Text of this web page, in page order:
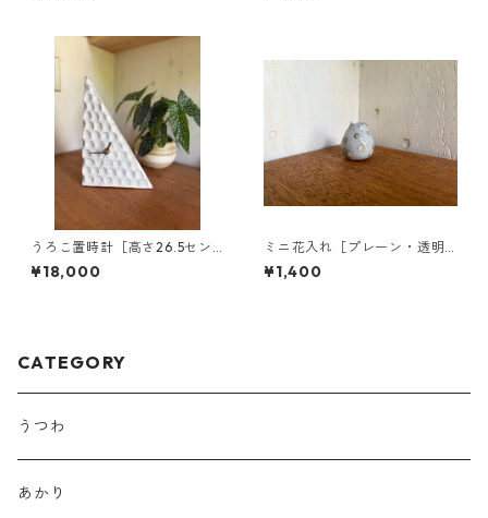
うろこ置時計［高さ26.5セン
チ］
¥18,000
ミニ花入れ［プレーン・透明
釉に白いドット］
¥1,400
CATEGORY
うつわ
あかり